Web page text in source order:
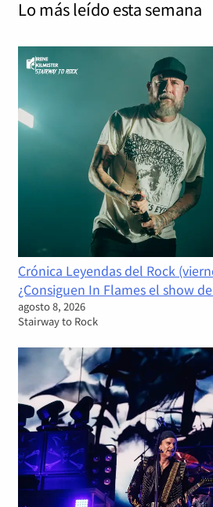
Lo más leído esta semana
Crónica Leyendas del Rock
¿Consiguen In Flames el show
agosto 8, 2026
Stairway to Rock